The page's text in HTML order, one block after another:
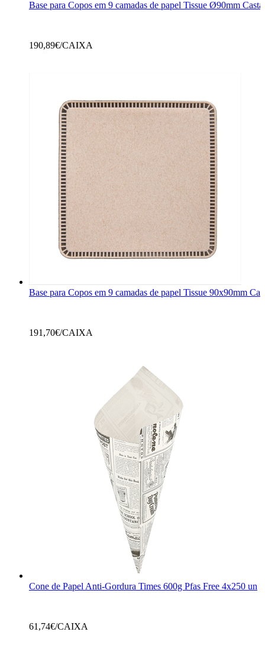
Base para Copos em 9 camadas de papel Tissue Ø90mm
190,89€/CAIXA
Base para Copos em 9 camadas de papel Tissue 90x90mm
191,70€/CAIXA
Cone de Papel Anti-Gordura Times 600g Pfas Free 4x250 un
61,74€/CAIXA